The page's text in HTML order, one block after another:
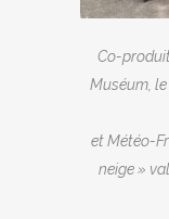
Co-
Muséum, le
et Météo-
neige »